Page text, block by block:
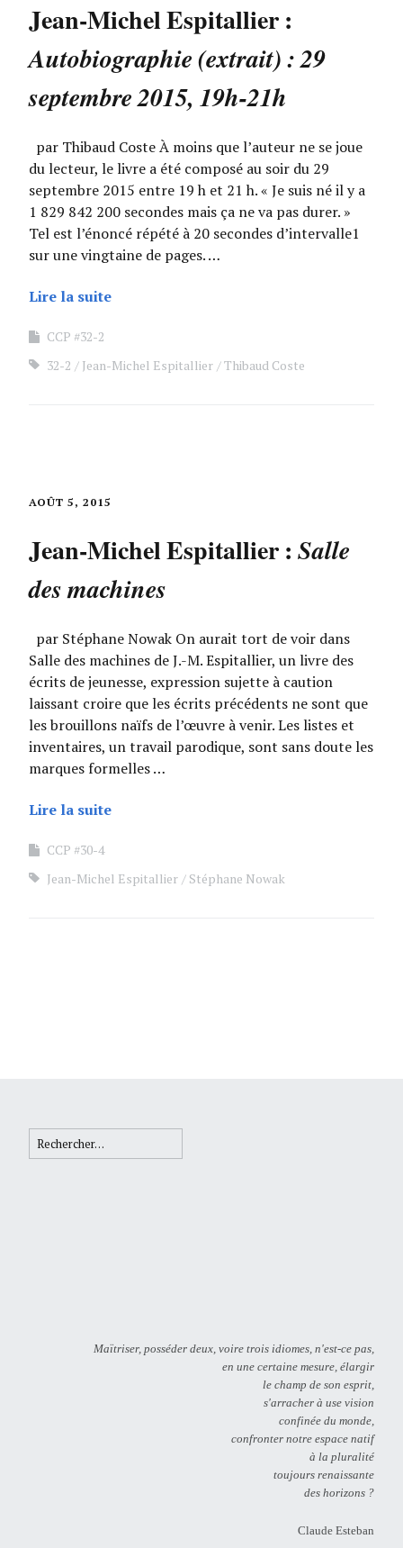
Jean-Michel Espitallier :
Autobiographie (extrait) : 29
septembre 2015, 19h-21h
par Thibaud Coste À moins que l’auteur ne se joue
du lecteur, le livre a été composé au soir du 29
septembre 2015 entre 19 h et 21 h. « Je suis né il y a
1 829 842 200 secondes mais ça ne va pas durer. »
Tel est l’énoncé répété à 20 secondes d’intervalle1
sur une vingtaine de pages. …
Lire la suite
CCP #32-2
32-2
Jean-Michel Espitallier Thibaud Coste
AOÛT 5, 2015
Jean-Michel Espitallier : Salle
des machines
par Stéphane Nowak On aurait tort de voir dans
Salle des machines de J.-M. Espitallier, un livre des
écrits de jeunesse, expression sujette à caution
laissant croire que les écrits précédents ne sont que
les brouillons naïfs de l’œuvre à venir. Les listes et
inventaires, un travail parodique, sont sans doute les
marques formelles …
Lire la suite
CCP #30-4
Jean-Michel Espitallier
Stéphane Nowak
Rechercher :
Maïtriser, posséder deux, voire trois idiomes, n'est-ce pas,
en une certaine mesure, élargir
le champ de son esprit,
s'arracher à use vision
confinée du monde,
confronter notre espace natif
à la pluralité
toujours renaissante
des horizons ?
Claude Esteban